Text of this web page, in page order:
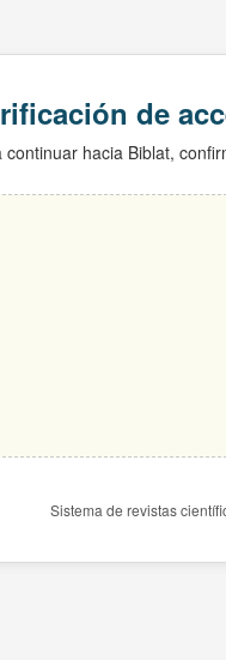
de
continuar hacia Biblat,
Sistema de revistas